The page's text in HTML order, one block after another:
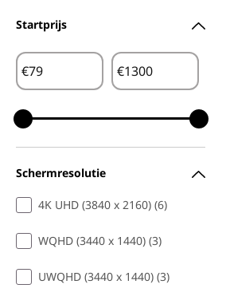
m
n
Startprijs
€ €
Schermresolutie
4K UHD (3840 x 2160) (6)
WQHD (3440 x 1440) (3)
UWQHD (3440 x 1440) (3)